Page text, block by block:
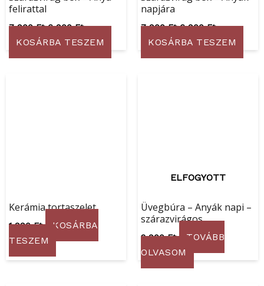
felirattal
7 900Ft 6 900Ft
KOSÁRBA TESZEM
napjára
7 900Ft 6 900Ft
KOSÁRBA TESZEM
Kerámia tortaszelet
1 990Ft
KOSÁRBA
TESZEM
ELFOGYOTT
Üvegbúra – Anyák napi –
szárazvirágos
3 900Ft
TOVÁBB
OLVASOM